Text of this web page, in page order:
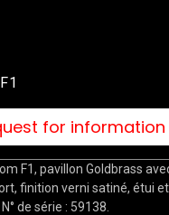
for information
F1, pavillon Goldbrass
finition verni satiné, étui et
de série : 59138.